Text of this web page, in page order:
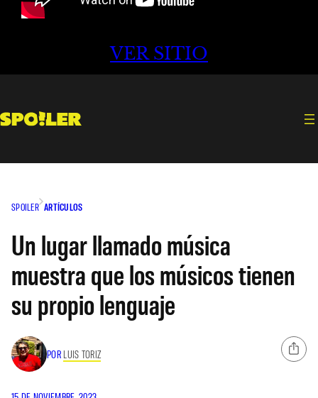
VER SITIO
SPOILER ARTÍCULOS
Un lugar llamado música
muestra que los músicos tienen
su propio lenguaje
POR LUIS TORIZ